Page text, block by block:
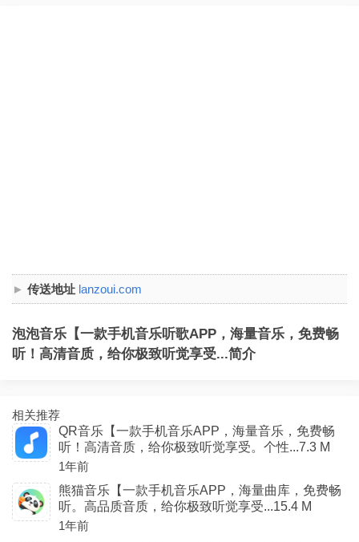
传送地址 lanzoui.com
泡泡音乐【一款手机音乐听歌APP，海量音乐，免费畅
听！高清音质，给你极致听觉享受...简介
相关推荐
QR音乐【一款手机音乐APP，海量音乐，免费畅
听！高清音质，给你极致听觉享受。个性...7.3 M
1年前
熊猫音乐【一款手机音乐APP，海量曲库，免费畅
听。高品质音质，给你极致听觉享受...15.4 M
1年前